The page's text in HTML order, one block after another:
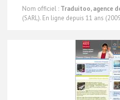
Nom officiel : Traduitoo, agence
(SARL). En ligne depuis 11 ans